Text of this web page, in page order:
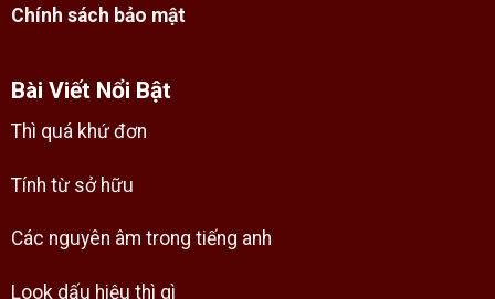
Chính sách bảo mật
Bài Viết Nổi Bật
Thì quá khứ đơn
Tính từ sở hữu
Các nguyên âm trong tiếng anh
Look dấu hiệu thì gì